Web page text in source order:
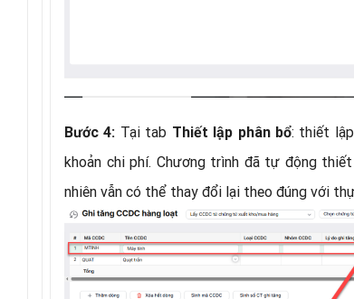
Bước 4: Tại tab Thiết lập phân bổ: thiết
khoản chi phí. Chương trình đã tự động
nhiên vẫn có thể thay đổi lại theo đúng với